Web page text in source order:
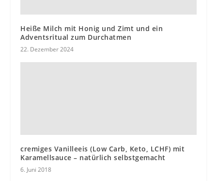
Heiße Milch mit Honig und Zimt und ein
Adventsritual zum Durchatmen
22. Dezember 2024
cremiges Vanilleeis (Low Carb, Keto, LCHF) mit
Karamellsauce – natürlich selbstgemacht
6. Juni 2018